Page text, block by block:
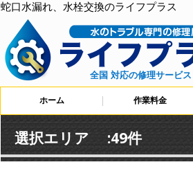
蛇口水漏れ、水栓交換のライフプラス
全国 対応の修理サービス
ホーム 作業料金
選択エリア :49件